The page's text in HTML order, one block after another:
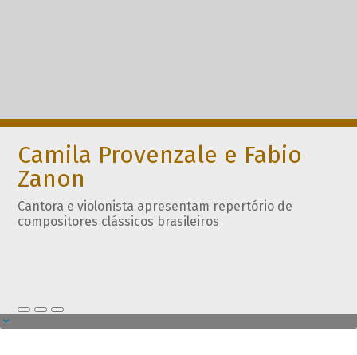
Camila Provenzale e Fabio
Zanon
Cantora e violonista apresentam repertório de
compositores clássicos brasileiros